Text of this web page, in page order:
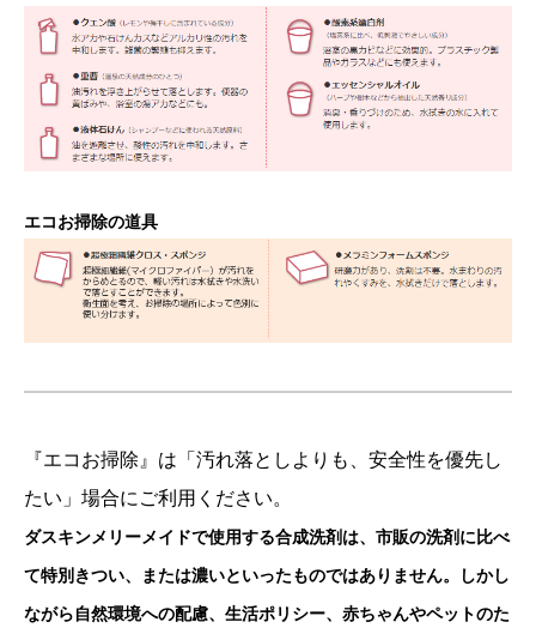
エコお掃除の道具
『エコお掃除』は「汚れ落としよりも、安全性を優先し
たい」場合にご利用ください。
ダスキンメリーメイドで使用する合成洗剤は、市販の洗剤に比べ
て特別きつい、または濃いといったものではありません。しかし
ながら自然環境への配慮、生活ポリシー、赤ちゃんやペットのた